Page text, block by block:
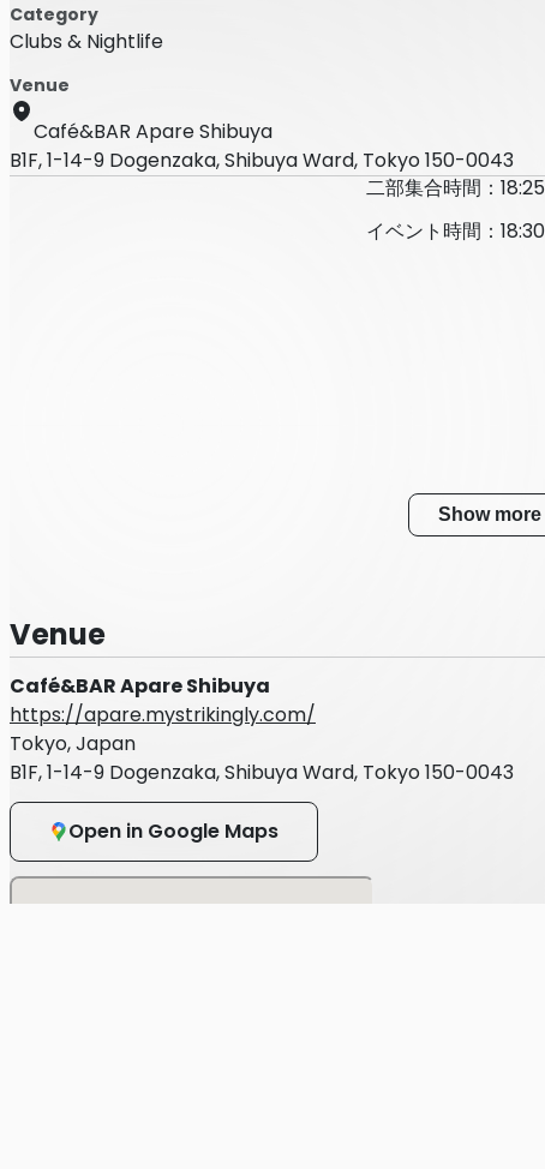
Category
Clubs & Nightlife
Venue
Café&BAR Apare Shibuya
B1F, 1-14-9 Dogenzaka, Shibuya Ward, Tokyo 150-0043
二部集合時間：18:25
イベント時間：18:30
Show more
Venue
Café&BAR Apare Shibuya
https://apare.mystrikingly.com/
Tokyo, Japan
B1F, 1-14-9 Dogenzaka, Shibuya Ward, Tokyo 150-0043
Open in Google Maps